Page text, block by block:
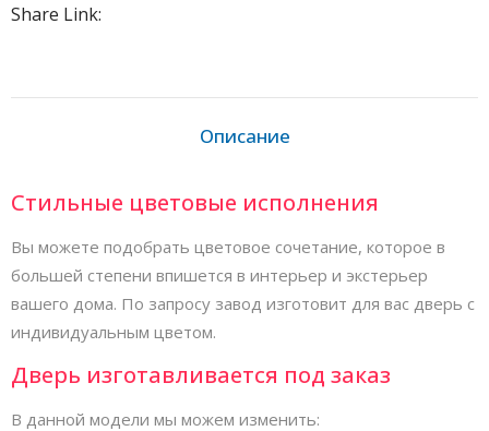
Share Link:
Описание
Стильные цветовые исполнения
Вы можете подобрать цветовое сочетание, которое в
большей степени впишется в интерьер и экстерьер
вашего дома. По запросу завод изготовит для вас дверь с
индивидуальным цветом.
Дверь изготавливается под заказ
В данной модели мы можем изменить: